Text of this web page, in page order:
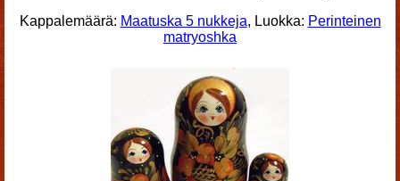
Kappalemäärä: Maatuska 5 nukkeja, Luokka: Perinteinen
matryoshka